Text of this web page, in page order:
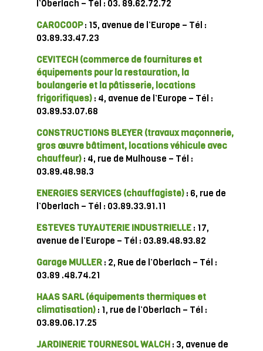
l’Oberlach – Tél : 03. 89.62.72.72
CAROCOOP: 15, avenue de l’Europe – Tél :
03.89.33.47.23
CEVITECH (commerce de fournitures et
équipements pour la restauration, la
boulangerie et la pâtisserie, locations
frigorifiques) : 4, avenue de l’Europe – Tél :
03.89.53.07.68
CONSTRUCTIONS BLEYER (travaux maçonnerie,
gros œuvre bâtiment, locations véhicule avec
chauffeur) : 4, rue de Mulhouse – Tél :
03.89.48.98.3
ENERGIES SERVICES (chauffagiste) : 6, rue de
l’Oberlach – Tél : 03.89.33.91.11
ESTEVES TUYAUTERIE INDUSTRIELLE : 17,
avenue de l’Europe – Tél : 03.89.48.93.82
Garage MULLER : 2, Rue de l’Oberlach – Tél :
03.89 .48.74.21
HAAS SARL (équipements thermiques et
climatisation) : 1, rue de l’Oberlach – Tél :
03.89.06.17.25
JARDINERIE TOURNESOL WALCH : 3, avenue de